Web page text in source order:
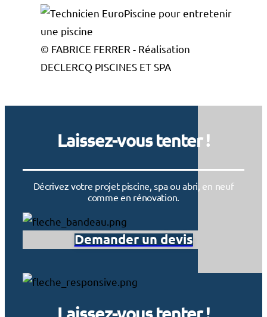
© FABRICE FERRER - Réalisation
DECLERCQ PISCINES ET SPA
Laissez-vous tenter !
Décrivez votre projet piscine, spa ou abri, en neuf
comme en rénovation.
Demander un devis